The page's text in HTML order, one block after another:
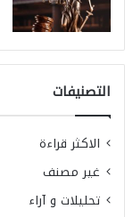
التصنيفات
الاكثر قراءة
غير مصنف
تحليلات و آراء